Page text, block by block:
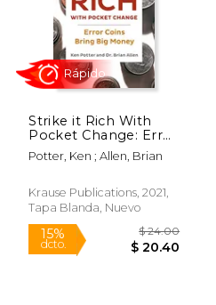
$ 9.99
Strike it Rich With
Pocket Change: Error
Coins Bring big
Money (en Inglés)
Potter, Ken ; Allen, Brian
Krause Publications, 2021,
Tapa Blanda, Nuevo